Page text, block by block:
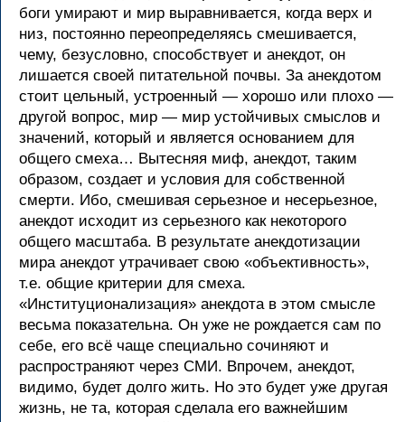
боги умирают и мир выравнивается, когда верх и
низ, постоянно переопределяясь смешивается,
чему, безусловно, способствует и анекдот, он
лишается своей питательной почвы. За анекдотом
стоит цельный, устроенный — хорошо или плохо —
другой вопрос, мир — мир устойчивых смыслов и
значений, который и является основанием для
общего смеха… Вытесняя миф, анекдот, таким
образом, создает и условия для собственной
смерти. Ибо, смешивая серьезное и несерьезное,
анекдот исходит из серьезного как некоторого
общего масштаба. В результате анекдотизации
мира анекдот утрачивает свою «объективность»,
т.е. общие критерии для смеха.
«Институционализация» анекдота в этом смысле
весьма показательна. Он уже не рождается сам по
себе, его всё чаще специально сочиняют и
распространяют через СМИ. Впрочем, анекдот,
видимо, будет долго жить. Но это будет уже другая
жизнь, не та, которая сделала его важнейшим